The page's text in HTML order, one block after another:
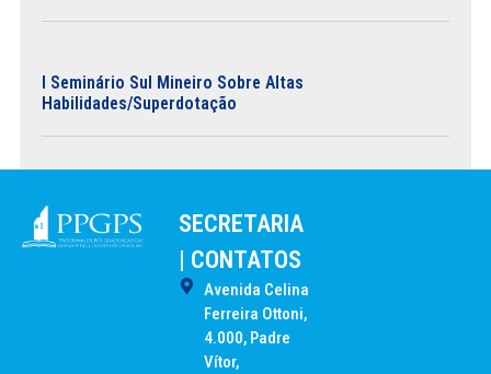
I Seminário Sul Mineiro Sobre Altas
Habilidades/Superdotação
SECRETARIA
| CONTATOS
Avenida Celina
Ferreira Ottoni,
4.000, Padre
Vítor,